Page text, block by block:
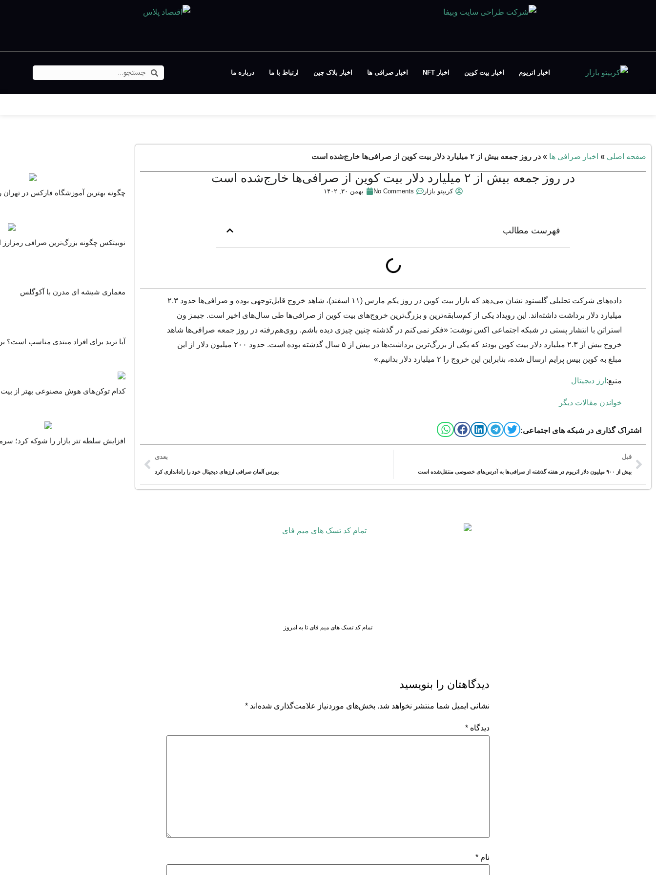
اخبار اتریوم اخبار بیت کوین اخبار NFT اخبار صرافی ها اخبار بلاک چین ارتباط با ما درباره ما
صفحه اصلی » اخبار صرافی ها » در روز جمعه بیش از ۲ میلیارد دلار بیت کوین از صرافی‌ها خارج‌شده است
در روز جمعه بیش از ۲ میلیارد دلار بیت کوین از صرافی‌ها خارج‌شده است
کریپتو بازار No Comments بهمن ۳۰, ۱۴۰۲
فهرست مطالب
داده‌های شرکت تحلیلی گلسنود نشان می‌دهد که بازار بیت کوین در روز یکم مارس (۱۱ اسفند)، شاهد خروج قابل‌توجهی بوده و صرافی‌ها حدود ۲.۳
میلیارد دلار برداشت داشته‌اند. این رویداد یکی از کم‌سابقه‌ترین و بزرگ‌ترین خروج‌های بیت کوین از صرافی‌ها طی سال‌های اخیر است. جیمز ون
استراتن با انتشار پستی در شبکه اجتماعی اکس نوشت: «فکر نمی‌کنم در گذشته چنین چیزی دیده باشم. روی‌هم‌رفته در روز جمعه صرافی‌ها شاهد
خروج بیش از ۲.۳ میلیارد دلار بیت کوین بودند که یکی از بزرگ‌ترین برداشت‌ها در بیش از ۵ سال گذشته بوده است. حدود ۲۰۰ میلیون دلار از این
مبلغ به کوین بیس پرایم ارسال شده، بنابراین این خروج را ۲ میلیارد دلار بدانیم.»
منبع: ارز دیجیتال
خواندن مقالات دیگر
اشتراک گذاری در شبکه های اجتماعی:
قبل
بیش از ۹۰۰ میلیون دلار اتریوم در هفته گذشته از صرافی‌ها به آدرس‌های خصوصی منتقل‌شده است
بعدی
بورس آلمان صرافی ارزهای دیجیتال خود را راه‌اندازی کرد
چگونه بهترین آموزشگاه فارکس در تهران
نوبیتکس چگونه بزرگ‌ترین صرافی رمزارز
معماری شیشه ای مدرن با آکوگلس
آیا ترید برای افراد مبتدی مناسب است؟
کدام توکن‌های هوش مصنوعی بهتر از بیت
افزایش سلطه تتر بازار را شوکه کرد؛
تمام کد تسک های میم فای تا به امروز
دیدگاهتان را بنویسید
نشانی ایمیل شما منتشر نخواهد شد. بخش‌های موردنیاز علامت‌گذاری شده‌اند *
دیدگاه *
نام *